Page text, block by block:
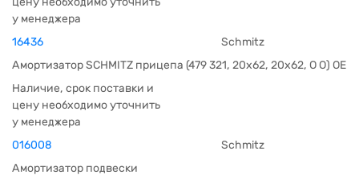
у менеджера
16436
Schmitz
Амортизатор SCHMITZ прицепа (479 321, 20х62, 20х62, O O) OE
Наличие, срок поставки и
цену необходимо уточнить
у менеджера
016008
Schmitz
Амортизатор подвески